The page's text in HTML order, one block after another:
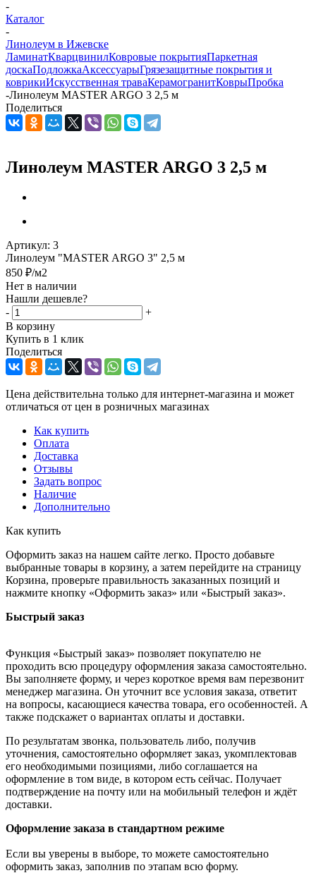
-
Каталог
-
Линолеум в Ижевске
ЛаминатКварцвинилКовровые покрытияПаркетная
доскаПодложкаАксессуарыГрязезащитные покрытия и
коврикиИскусственная траваКерамогранитКоврыПробка
-Линолеум MASTER ARGO 3 2,5 м
Поделиться
Линолеум MASTER ARGO 3 2,5 м
Артикул: 3
Линолеум "MASTER ARGO 3" 2,5 м
850 ₽/м2
Нет в наличии
Нашли дешевле?
-
+
В корзину
Купить в 1 клик
Поделиться
Цена действительна только для интернет-магазина и может
отличаться от цен в розничных магазинах
Как купить
Оплата
Доставка
Отзывы
Задать вопрос
Наличие
Дополнительно
Как купить
Оформить заказ на нашем сайте легко. Просто добавьте
выбранные товары в корзину, а затем перейдите на страницу
Корзина, проверьте правильность заказанных позиций и
нажмите кнопку «Оформить заказ» или «Быстрый заказ».
Быстрый заказ
Функция «Быстрый заказ» позволяет покупателю не
проходить всю процедуру оформления заказа самостоятельно.
Вы заполняете форму, и через короткое время вам перезвонит
менеджер магазина. Он уточнит все условия заказа, ответит
на вопросы, касающиеся качества товара, его особенностей. А
также подскажет о вариантах оплаты и доставки.
По результатам звонка, пользователь либо, получив
уточнения, самостоятельно оформляет заказ, укомплектовав
его необходимыми позициями, либо соглашается на
оформление в том виде, в котором есть сейчас. Получает
подтверждение на почту или на мобильный телефон и ждёт
доставки.
Оформление заказа в стандартном режиме
Если вы уверены в выборе, то можете самостоятельно
оформить заказ, заполнив по этапам всю форму.